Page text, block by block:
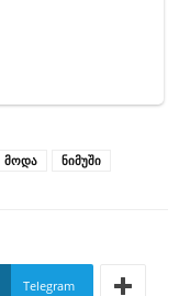
მოდა ნიმუში
Telegram